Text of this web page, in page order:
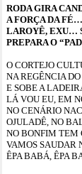
RODA GIRA
A FORÇA DA
LAROYÊ, EXU…
PREPARA O
O CORTEJO
NA REGÊNCIA DO
E SOBE A
LÁ VOU EU, EM
NO CENÁRIO
OJULADÊ, NO
NO BONFIM TEM
VAMOS SAUDAR
ÊPA BABÁ, ÊPA